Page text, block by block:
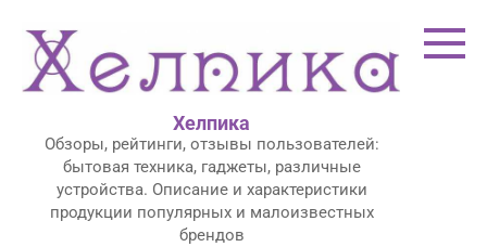
контенту
Хелпика
Обзоры, рейтинги, отзывы пользователей:
бытовая техника, гаджеты, различные
устройства. Описание и характеристики
продукции популярных и малоизвестных
брендов